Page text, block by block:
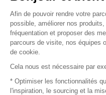
© 2016 –
Afin de pouvoir rendre votre
possible, améliorer nos
fréquentation et proposer des
parcours de visite, nos équipes
de cookie.
Cela nous est nécessaire par
* Optimiser les fonctionnalités
l'inspiration, le sourcing et la